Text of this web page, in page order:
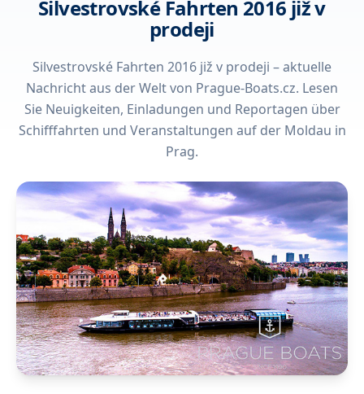
Silvestrovské Fahrten 2016 již v
prodeji
Silvestrovské Fahrten 2016 již v prodeji – aktuelle
Nachricht aus der Welt von Prague-Boats.cz. Lesen
Sie Neuigkeiten, Einladungen und Reportagen über
Schifffahrten und Veranstaltungen auf der Moldau in
Prag.